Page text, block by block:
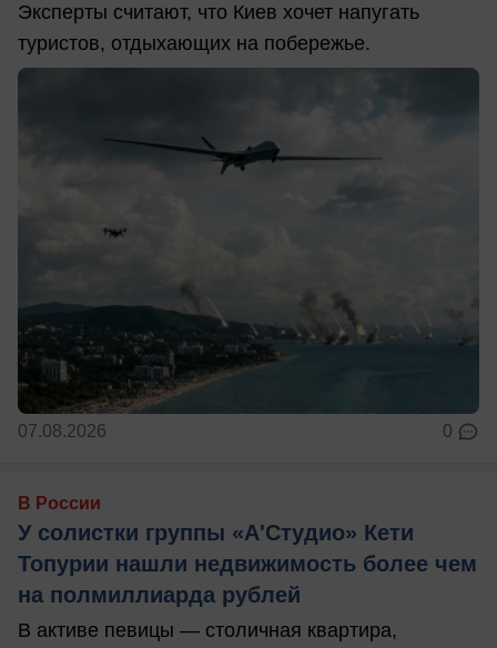
Эксперты считают, что Киев хочет напугать
туристов, отдыхающих на побережье.
07.08.2026 0
В России
У солистки группы «А'Студио» Кети
Топурии нашли недвижимость более чем
на полмиллиарда рублей
В активе певицы — столичная квартира,